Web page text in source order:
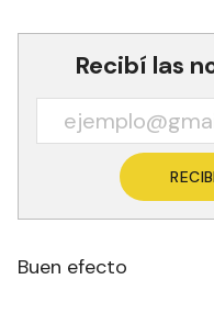
Recibí las
Buen efecto